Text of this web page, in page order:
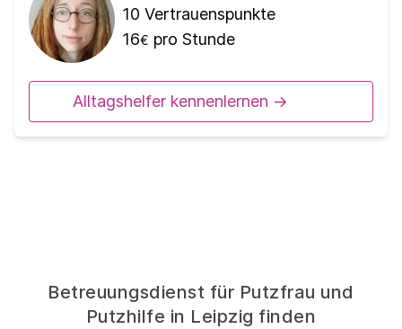
10 Vertrauenspunkte
16€ pro Stunde
Alltagshelfer kennenlernen ->
Betreuungsdienst für Putzfrau und
Putzhilfe in Leipzig finden